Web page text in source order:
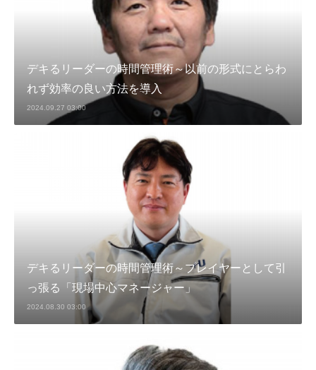
デキるリーダーの時間管理術～以前の形式にとらわ
れず効率の良い方法を導入
2024.09.27 03:00
デキるリーダーの時間管理術～プレイヤーとして引
っ張る「現場中心マネージャー」
2024.08.30 03:00